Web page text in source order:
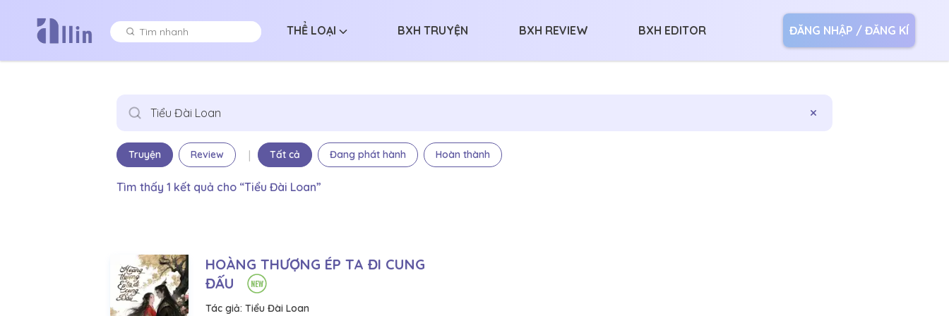
THỂ LOẠI BXH TRUYỆN BXH REVIEW BXH EDITOR ĐĂNG NHẬP / ĐĂNG KÍ
×
Truyện Review | Tất cả Đang phát hành Hoàn thành
Tìm thấy 1 kết quả cho “Tiểu Đài Loan”
HOÀNG THƯỢNG ÉP TA ĐI CUNG
ĐẤU
Tác giả: Tiểu Đài Loan